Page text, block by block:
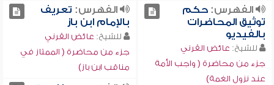
الفهرس:حكم
توثيق المحاضرات
بالفيديو
للشيخ: عائض القرني
جزء من محاضرة ( واجب الأمة
عند نزول الغمة)
الفهرس: تعريف
بالإمام ابن باز
للشيخ: عائض القرني
جزء من محاضرة ( الممتاز في
مناقب ابن باز)